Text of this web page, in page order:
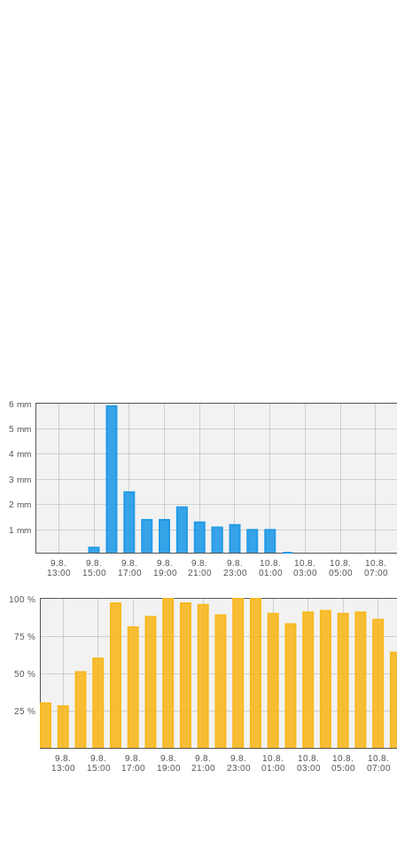
9.8.
13:00
9.8.
15:00
9.8.
17:00
9.8.
19:00
9.8.
21:00
9.8.
23:00
10.8.
01:00
10.8.
03:00
10.8.
05:00
10.8.
07:00
1 mm
2 mm
3 mm
4 mm
5 mm
6 mm
9.8.
13:00
9.8.
15:00
9.8.
17:00
9.8.
19:00
9.8.
21:00
9.8.
23:00
10.8.
01:00
10.8.
03:00
10.8.
05:00
10.8.
07:00
25 %
50 %
75 %
100 %